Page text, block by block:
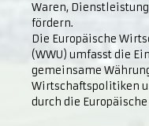
Waren,
fördern.
Die Europäische
(WWU) umfasst die
gemeinsame
Wirtschaftspolitiken
durch die